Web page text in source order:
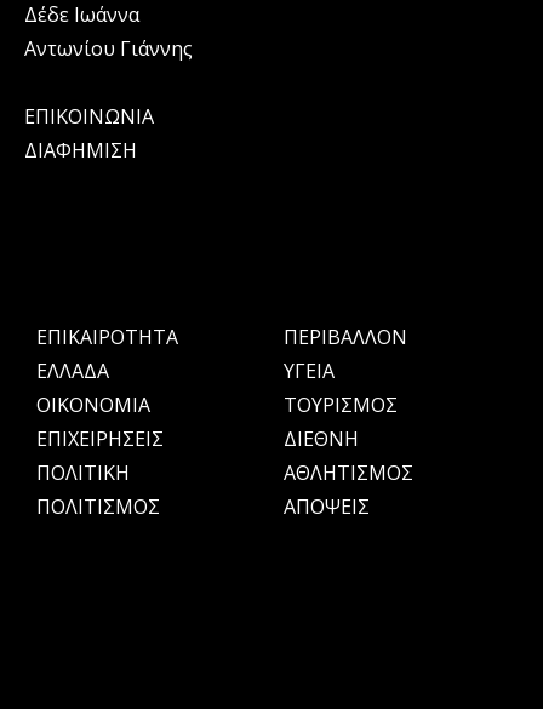
Δέδε Ιωάννα
Αντωνίου Γιάννης
ΕΠΙΚΟΙΝΩΝΙΑ
ΔΙΑΦΗΜΙΣΗ
ΕΠΙΚΑΙΡΟΤΗΤΑ
ΕΛΛΑΔΑ
OIKONOMIA
ΕΠΙΧΕΙΡΗΣΕΙΣ
ΠΟΛΙΤΙΚΗ
ΠΟΛΙΤΙΣΜΟΣ
ΠΕΡΙΒΑΛΛΟΝ
ΥΓΕΙΑ
ΤΟΥΡΙΣΜΟΣ
ΔΙΕΘΝΗ
ΑΘΛΗΤΙΣΜΟΣ
ΑΠΟΨΕΙΣ